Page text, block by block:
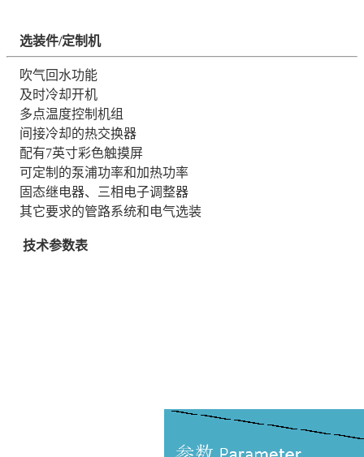
选装件/定制机
吹气回水功能
及时冷却开机
多点温度控制机组
间接冷却的热交换器
配有7英寸彩色触摸屏
可定制的泵浦功率和加热功率
固态继电器、三相电子调整器
其它要求的管路系统和电气选装
技术参数表